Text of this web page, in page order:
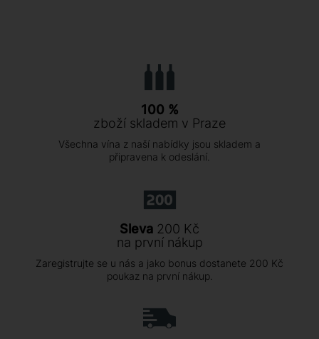
100 %
zboží skladem v Praze
Všechna vína z naší nabídky jsou skladem a
připravena k odeslání.
Sleva 200 Kč
na první nákup
Zaregistrujte se u nás a jako bonus dostanete 200 Kč
poukaz na první nákup.